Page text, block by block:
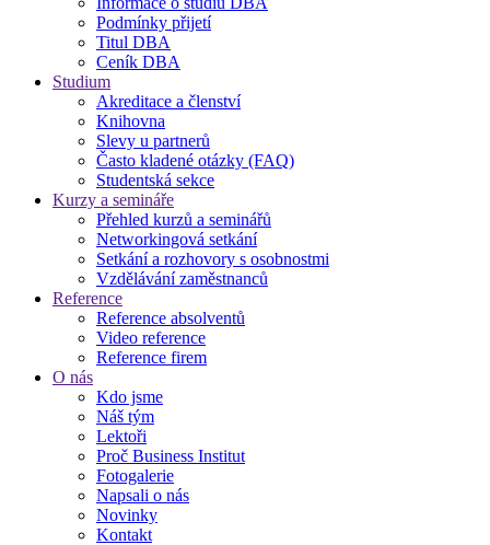
Podmínky přijetí
Titul DBA
Ceník DBA
Studium
Akreditace a členství
Knihovna
Slevy u partnerů
Často kladené otázky (FAQ)
Studentská sekce
Kurzy a semináře
Přehled kurzů a seminářů
Networkingová setkání
Setkání a rozhovory s osobnostmi
Vzdělávání zaměstnanců
Reference
Reference absolventů
Video reference
Reference firem
O nás
Kdo jsme
Náš tým
Lektoři
Proč Business Institut
Fotogalerie
Napsali o nás
Novinky
Kontakt